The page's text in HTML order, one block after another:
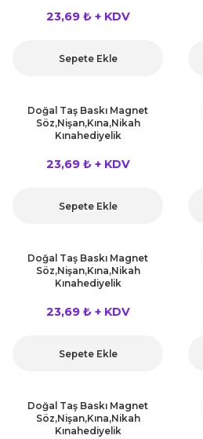
23,69 ₺ + KDV
Sepete Ekle
Doğal Taş Baskı Magnet
Söz,Nişan,Kına,Nikah
Kınahediyelik
23,69 ₺ + KDV
Sepete Ekle
Doğal Taş Baskı Magnet
Söz,Nişan,Kına,Nikah
Kınahediyelik
23,69 ₺ + KDV
Sepete Ekle
Doğal Taş Baskı Magnet
Söz,Nişan,Kına,Nikah
Kınahediyelik